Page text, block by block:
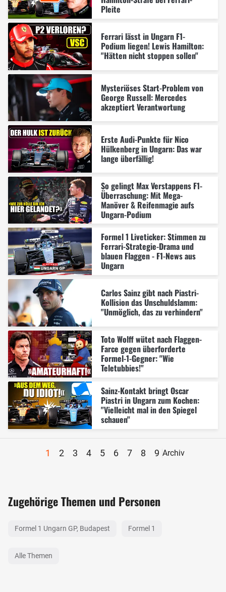
Pleite
Ferrari lässt in Ungarn F1-
Podium liegen! Lewis Hamilton:
"Hätten nicht stoppen sollen"
Mysteriöses Start-Problem von
George Russell: Mercedes
akzeptiert Verantwortung
Erste Audi-Punkte für Nico
Hülkenberg in Ungarn: Das war
lange überfällig!
So gelingt Max Verstappens F1-
Überraschung: Mit Mega-
Manöver & Reifenmagie aufs
Ungarn-Podium
Formel 1 Liveticker: Stimmen zu
Ferrari-Strategie-Drama und
blauen Flaggen - F1-News aus
Ungarn
Carlos Sainz gibt nach Piastri-
Kollision das Unschuldslamm:
"Unmöglich, das zu verhindern"
Toto Wolff wütet nach Flaggen-
Farce gegen überforderte
Formel-1-Gegner: "Wie
Teletubbies!"
Sainz-Kontakt bringt Oscar
Piastri in Ungarn zum Kochen:
"Vielleicht mal in den Spiegel
schauen"
1 2 3 4 5 6 7 8 9 Archiv
Zugehörige Themen und Personen
Formel 1 Ungarn GP, Budapest Formel 1
Alle Themen